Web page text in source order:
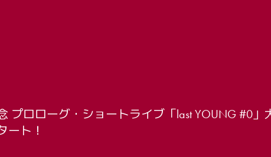
プロローグ・ショートライブ「last YOUNG #0」
ート！